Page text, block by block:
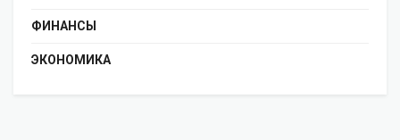
ФИНАНСЫ
ЭКОНОМИКА